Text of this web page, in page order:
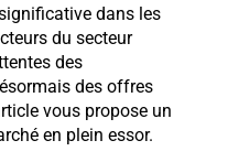
dans les
du secteur
des
des offres
vous propose un
en plein essor.